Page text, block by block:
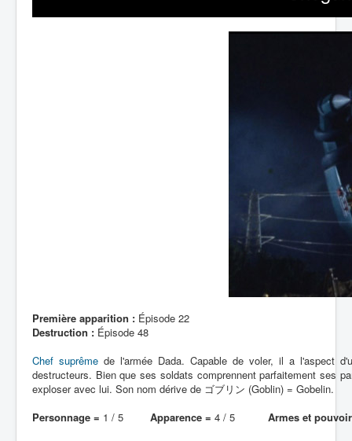
Première apparition : Épisode 22
Destruction : Épisode 48
Chef suprêmede l'armée Dada. Capable de voler, il a l'aspect
destructeurs. Bien que ses soldats comprennent parfaitement ses
exploser avec lui. Son nom dérive de ゴブリン (Goblin) = Gobelin.
Personnage = 1 / 5 Apparence = 4 / 5 Armes et